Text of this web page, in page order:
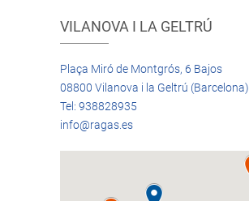
VILANOVA I LA GELTRÚ
Plaça Miró de Montgrós, 6 Bajos
08800 Vilanova i la Geltrú (Barcelona)
Tel: 938828935
info@ragas.es